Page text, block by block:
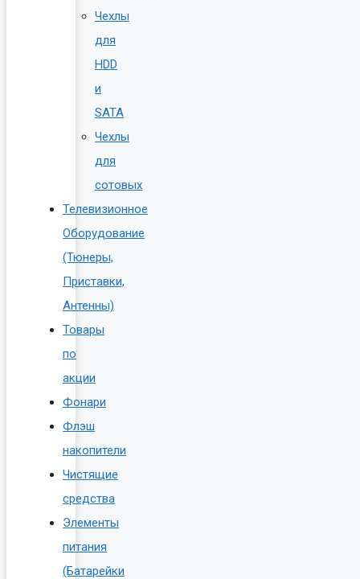
Чехлы
для
HDD
и
SATA
Чехлы
для
сотовых
Телевизионное
Оборудование
(Тюнеры,
Приставки,
Антенны)
Товары
по
акции
Фонари
Флэш
накопители
Чистящие
средства
Элементы
питания
(Батарейки